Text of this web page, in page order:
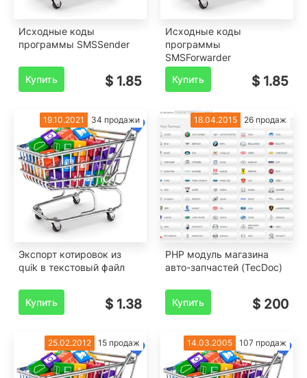
Исходные коды
программы SMSSender
Купить $ 1.85
Исходные коды
программы
SMSForwarder
Купить
$ 1.85
19.10.2021 34 продажи
Экспорт котировок из
quik в текстовый файл
Купить $ 1.38
18.04.2015 26 продаж
PHP модуль магазина
авто-запчастей (TecDoc)
Купить $ 200
25.02.2012 15 продаж 14.03.2005 107 продаж